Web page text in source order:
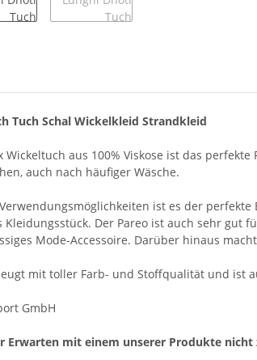
Tuch Schal Wickelkleid Strandkleid
Wickeltuch aus 100% Viskose ist das
auch nach häufiger Wäsche.
ist es der
Der Pareo ist auch sehr
Mode-Accessoire. Darüber hinaus
mit toller Farb- und Stoffqualität und ist
GmbH
Erwarten mit einem unserer Produkte